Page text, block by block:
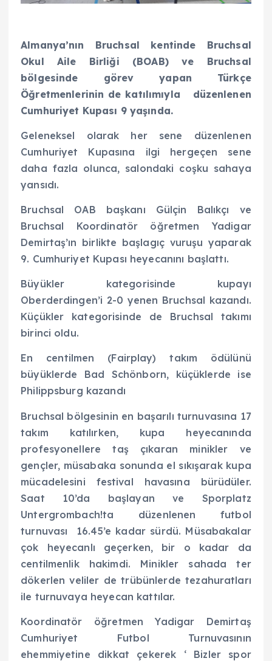
Almanya’nın Bruchsal kentinde Bruchsal
Okul Aile Birliği (BOAB) ve Bruchsal
bölgesinde görev yapan Türkçe
Öğretmenlerinin de katılımıyla düzenlenen
Cumhuriyet Kupası 9 yaşında.
Geleneksel olarak her sene düzenlenen
Cumhuriyet Kupasına ilgi hergeçen sene
daha fazla olunca, salondaki coşku sahaya
yansıdı.
Bruchsal OAB başkanı Gülçin Balıkçı ve
Bruchsal Koordinatör öğretmen Yadigar
Demirtaş’ın birlikte başlagıç vuruşu yaparak
9. Cumhuriyet Kupası heyecanını başlattı.
Büyükler kategorisinde kupayı
Oberderdingen’i 2-0 yenen Bruchsal kazandı.
Küçükler kategorisinde de Bruchsal takımı
birinci oldu.
En centilmen (Fairplay) takım ödülünü
büyüklerde Bad Schönborn, küçüklerde ise
Philippsburg kazandı
Bruchsal bölgesinin en başarılı turnuvasına 17
takım katılırken, kupa heyecanında
profesyonellere taş çıkaran minikler ve
gençler, müsabaka sonunda el sıkışarak kupa
mücadelesini festival havasına bürüdüler.
Saat 10’da başlayan ve Sporplatz
Untergrombach!ta düzenlenen futbol
turnuvası 16.45’e kadar sürdü. Müsabakalar
çok heyecanlı geçerken, bir o kadar da
centilmenlik hakimdi. Minikler sahada ter
dökerlen veliler de trübünlerde tezahuratları
ile turnuvaya heyecan kattılar.
Koordinatör öğretmen Yadigar Demirtaş
Cumhuriyet Futbol Turnuvasının
ehemmiyetine dikkat çekerek ‘ Bizler spor